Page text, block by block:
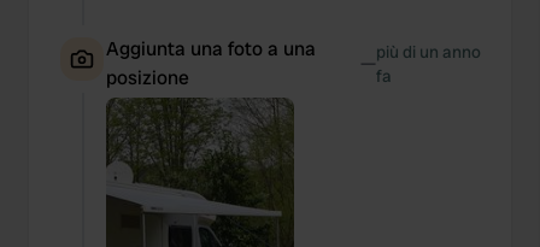
Aggiunta una foto a una
posizione
—più di un anno
fa